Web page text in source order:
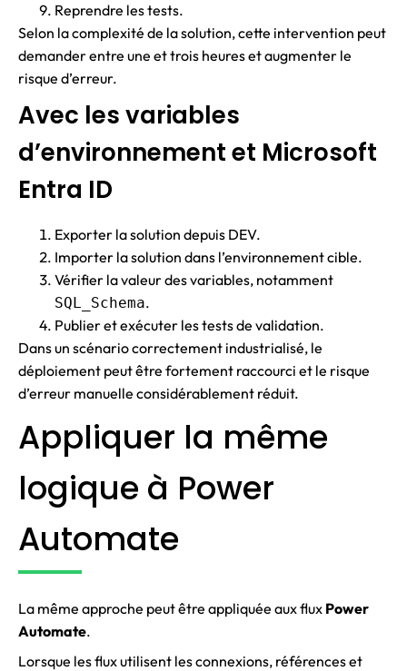
Reprendre les tests.
Selon la complexité de la solution, cette intervention peut
demander entre une et trois heures et augmenter le
risque d’erreur.
Avec les variables
d’environnement et Microsoft
Entra ID
Exporter la solution depuis DEV.
Importer la solution dans l’environnement cible.
Vérifier la valeur des variables, notamment
SQL_Schema.
Publier et exécuter les tests de validation.
Dans un scénario correctement industrialisé, le
déploiement peut être fortement raccourci et le risque
d’erreur manuelle considérablement réduit.
Appliquer la même
logique à Power
Automate
La même approche peut être appliquée aux flux Power
Automate.
Lorsque les flux utilisent les connexions, références et